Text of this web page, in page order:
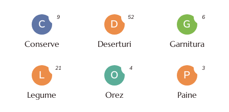
C
Conserve
9
D
Deserturi
52
G
Garnitura
6
L
Legume
21
O
Orez
4
P
Paine
3